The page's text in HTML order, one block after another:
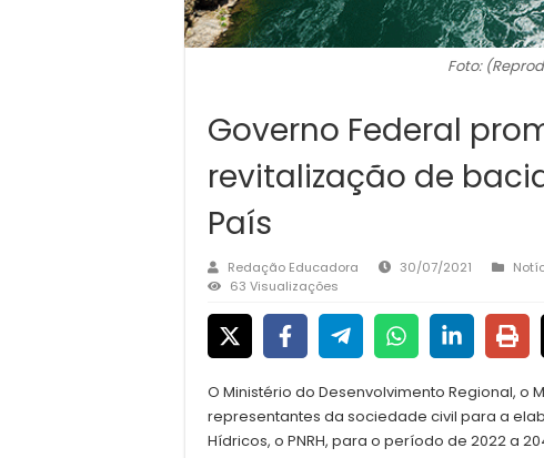
Foto:
Governo Federal
revitalização de
País
Redação Educadora 30/07/2021
63 Visualizações
O Ministério do Desenvolvimento Regional, o
representantes da sociedade civil para a
Hídricos, o PNRH, para o período de 2022 a